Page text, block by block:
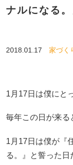
ナルになる。
2018.01.17 家づく
1月17日は僕にと
毎年この日が来る
1月17日は僕が『
る。』と誓った日